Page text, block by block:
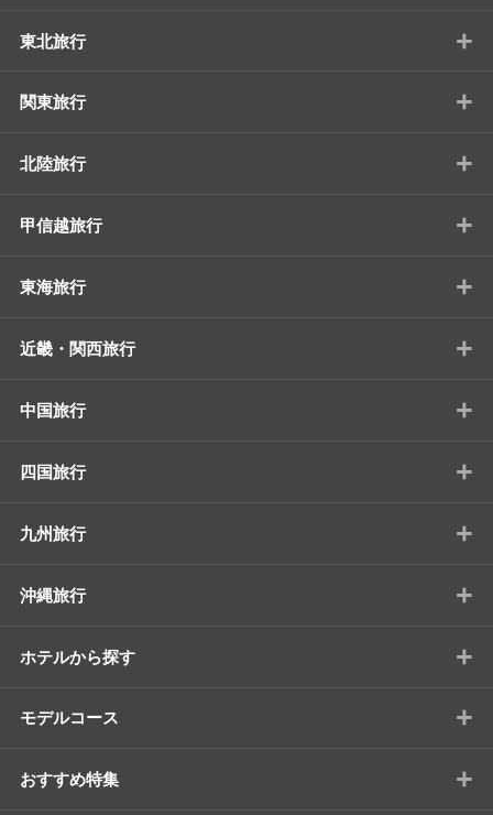
東北旅行 +
関東旅行 +
北陸旅行 +
甲信越旅行 +
東海旅行 +
近畿・関西旅行 +
中国旅行 +
四国旅行 +
九州旅行 +
沖縄旅行 +
ホテルから探す +
モデルコース +
おすすめ特集 +